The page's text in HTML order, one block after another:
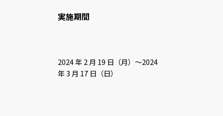
実施期間
2024 年 2 月 19 日（月）～2024
年 3 月 17 日（日）